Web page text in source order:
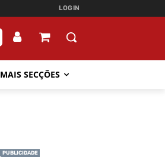
LOGIN
MAIS SECÇÕES